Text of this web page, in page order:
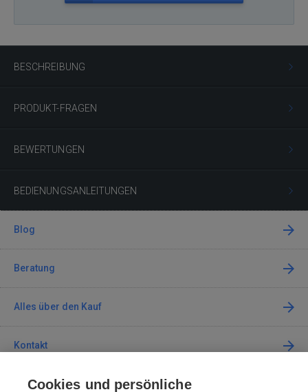
BESCHREIBUNG
PRODUKT-FRAGEN
BEWERTUNGEN
BEDIENUNGSANLEITUNGEN
Blog
Beratung
Alles über den Kauf
Kontakt
Cookies und persönliche